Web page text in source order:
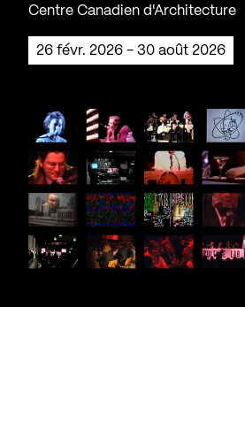
Centre Canadien d'Architecture
26 févr. 2026 - 30 août 2026